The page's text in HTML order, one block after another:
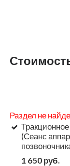
Раздел не
(Сеанс
1 650 руб.